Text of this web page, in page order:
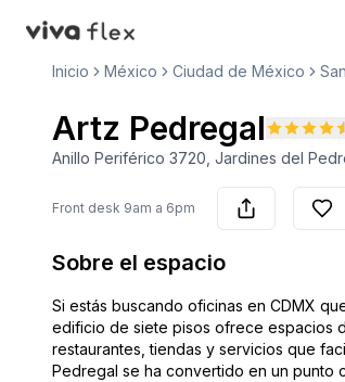
VivaFlex
Inicio México Ciudad de México
Artz Pedregal
Anillo Periférico 3720, Jardines del
Front desk 9am a 6pm
Sobre el espacio
Si estás buscando oficinas en CDMX
edificio de siete pisos ofrece espacios
restaurantes, tiendas y servicios que
Pedregal se ha convertido en un punto